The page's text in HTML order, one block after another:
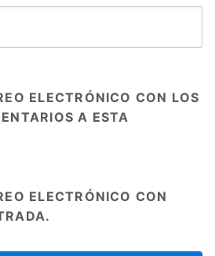
ELECTRÓNICO CON LOS
A ESTA
ELECTRÓNICO CON